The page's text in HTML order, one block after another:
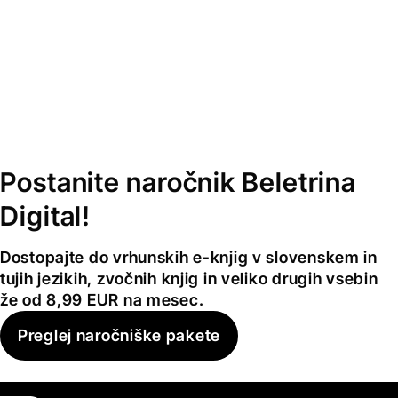
Postanite naročnik Beletrina
Digital!
Dostopajte do vrhunskih e-knjig v slovenskem in
tujih jezikih, zvočnih knjig in veliko drugih vsebin
že od 8,99 EUR na mesec.
Preglej naročniške pakete